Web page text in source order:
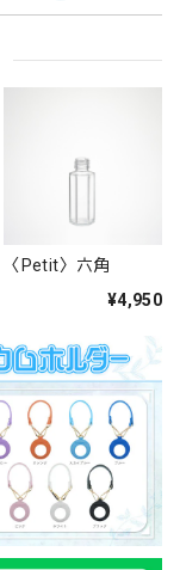
〈Petit〉六角
¥4,950